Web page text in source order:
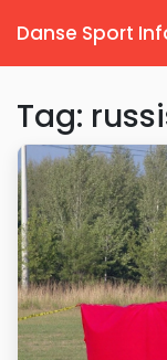
Danse Sport
Tag: